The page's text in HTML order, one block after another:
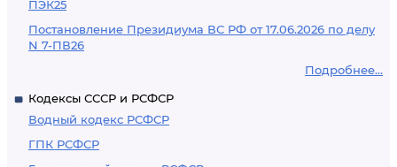
ПЭК25
Постановление Президиума ВС РФ от 17.06.2026 по делу
N 7-ПВ26
Подробнее...
Кодексы СССР и РСФСР
Водный кодекс РСФСР
ГПК РСФСР